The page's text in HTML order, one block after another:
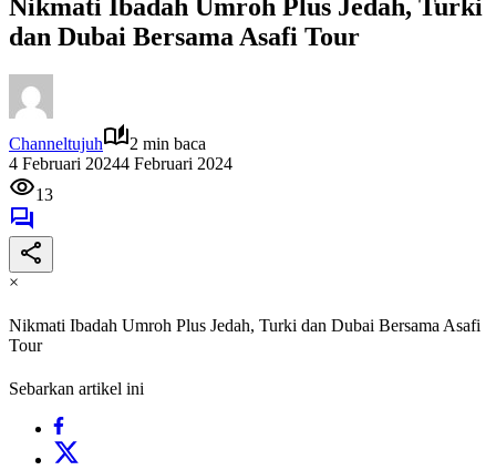
Nikmati Ibadah Umroh Plus Jedah, Turki
dan Dubai Bersama Asafi Tour
Channeltujuh
2 min baca
4 Februari 20244 Februari 2024
13
×
Nikmati Ibadah Umroh Plus Jedah, Turki dan Dubai Bersama Asafi
Tour
Sebarkan artikel ini